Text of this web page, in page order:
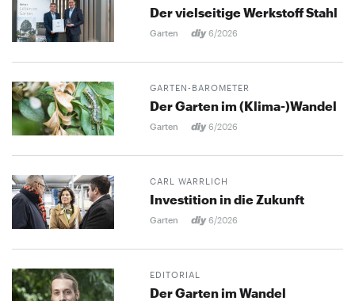
Der vielseitige Werkstoff Stahl
Garten 6/2026
GARTEN-BAROMETER
Der Garten im (Klima-)Wandel
Garten 6/2026
CARL WARRLICH
Investition in die Zukunft
Garten 6/2026
EDITORIAL
Der Garten im Wandel